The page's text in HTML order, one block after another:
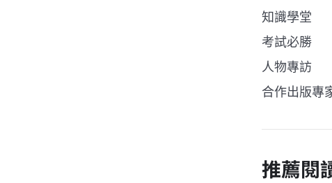
知識學堂
考試必勝
人物專訪
合作出版專
推薦閱